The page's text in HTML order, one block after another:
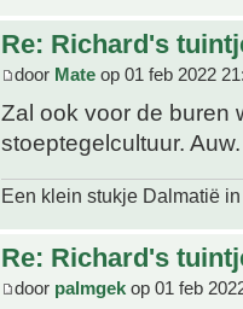
Re: Richard's
door Mate op 01 feb 2022
Zal ook voor de buren
stoeptegelcultuur. Auw.
Een klein stukje Dalmatië
Re: Richard's
door palmgek op 01 feb